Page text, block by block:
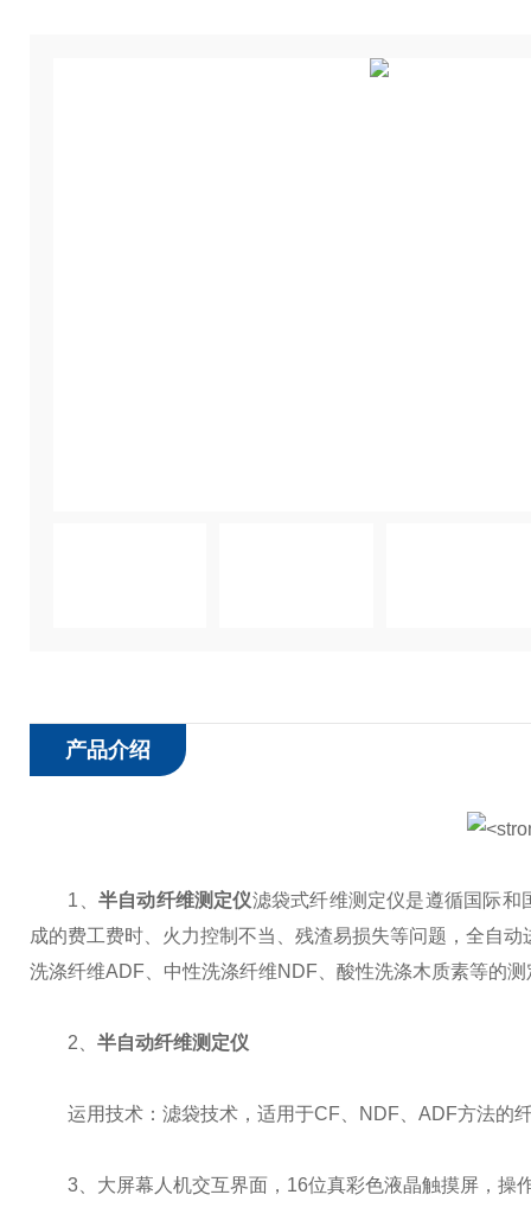
产品介绍
1、 半自动纤维测定仪滤袋式纤维测定仪是遵循国际
成的费工费时、火力控制不当、残渣易损失等问题，全自
洗涤纤维ADF、中性洗涤纤维NDF、酸性洗涤木质素等的测
2、 半自动纤维测定仪
运用技术：滤袋技术，适用于CF、NDF、ADF方法的
3、大屏幕人机交互界面，16位真彩色液晶触摸屏，操